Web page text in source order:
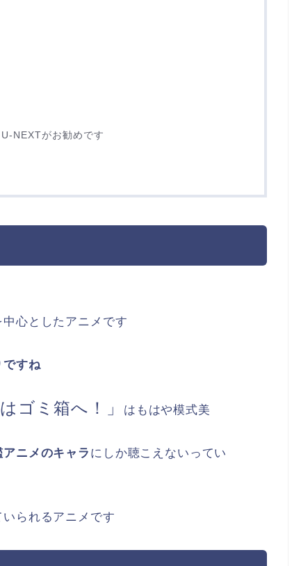
NEXTがお勧めです
心としたアニメです
ですね
ゴミ箱へ！」 はもはや模式美
アニメのキャラ にしか聴こえないってい
られるアニメです